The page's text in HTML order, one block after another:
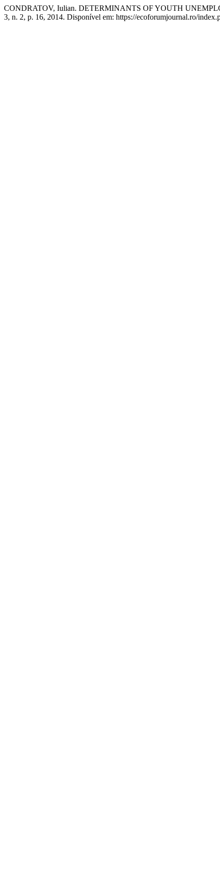
CONDRATOV, Iulian. DETERMINANTS OF YOUTH
3, n. 2, p. 16, 2014. Disponível em: https://ecoforumjournal.ro/